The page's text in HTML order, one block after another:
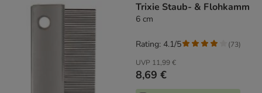
Trixie Staub- & Flohkamm
6 cm
UVP 11,99 €
8,69 €
Rating: 4.1/5 (73)